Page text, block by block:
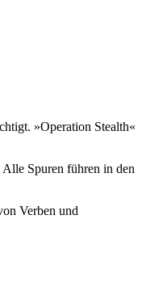
»Operation Stealth«
Spuren führen in den
Verben und